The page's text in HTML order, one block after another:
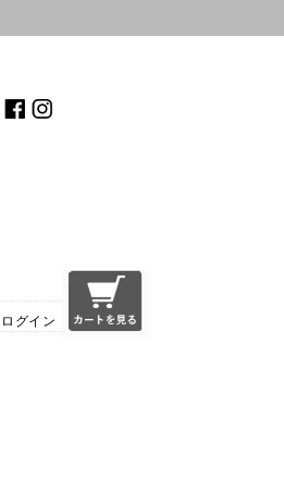
ログイン